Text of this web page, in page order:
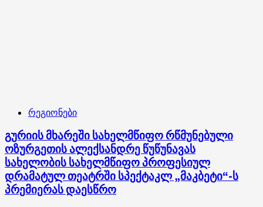
რეგიონები
გურიის მხარეში სახელმწიფო რწმუნებული
ოზურგეთის ალექსანდრე წუწუნავას
სახელობის სახელმწიფო პროფესიულ
დრამატულ თეატრში სპექტაკლ „მაკბეტი“-ს
პრემიერას დაესწრო